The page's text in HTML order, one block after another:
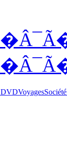
DVDVoyagesSociété